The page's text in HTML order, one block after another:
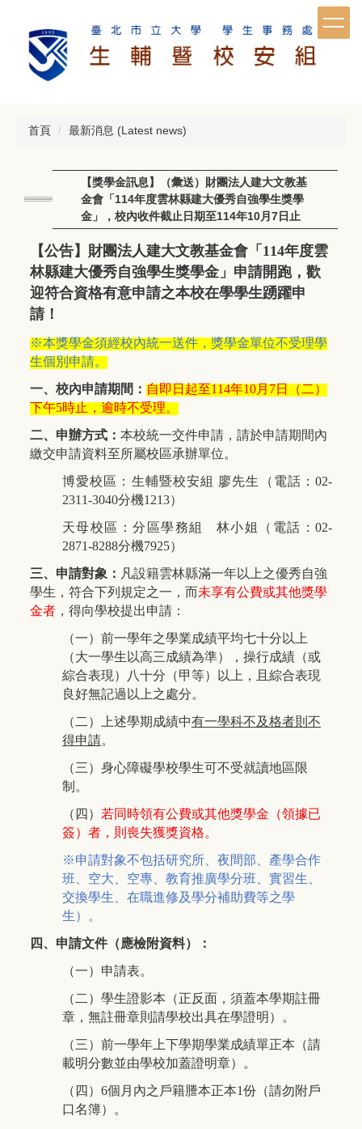
首頁
最新消息 (Latest news)
【獎學金訊息】（彙送）財團法人建大文教基
金會「114年度雲林縣建大優秀自強學生獎學
金」，校內收件截止日期至114年10月7日止
【公告】財團法人建大文教基金會「 114年度雲
林縣建大優秀自強學生獎學金」申請開跑，歡
迎符合資格有意申請之本校在學學生踴躍申
請！
※本獎學金須經校內統一送件，獎學金單位不受理學
生個別申請。
一、校內申請期間： 自即日起至114年10月 7日（二）
下午5時止，逾時不受理。
二、申辦方式： 本校統一交件申請，請於申請期間內
繳交申請資料至所屬校區承辦單位。
博愛校區：生輔暨校安組
廖先生（電話：02-
2311-3040分機1213）
天母校區：分區學務組
林小姐（電話：02-
2871-8288分機7925）
三、申請對象： 凡設籍雲林縣滿一年以上之優秀自強
學生，符合下列規定之一，而未享有公費或其他獎學
金者 ，得向學校提出申請：
（一）前一學年之學業成績平均七十分以上
（大一學生以高三成績為準），操行成績（或
綜合表現）八十分（甲等）以上，且綜合表現
良好無記過以上之處分。
（二）上述學期成績中有一學科不及格者則不
得申請。
（三）身心障礙學校學生可不受就讀地區限
制。
（四） 若同時領有公費或其他獎學金（領據已
簽）者，則喪失獲獎資格。
※申請對象不包括研究所、夜間部、產學合作
班、空大、空專、教育推廣學分班、實習生、
交換學生、在職進修及學分補助費等之學
生）。
四、申請文件（應檢附資料）：
（一）申請表。
（二）學生證影本（正反面，須蓋本學期註冊
章，無註冊章則請學校出具在學證明）。
（三）前一學年上下學期學業成績單正本（請
載明分數並由學校加蓋證明章）。
（四） 6個月內之戶籍謄本正本1份（請勿附戶
口名簿）。